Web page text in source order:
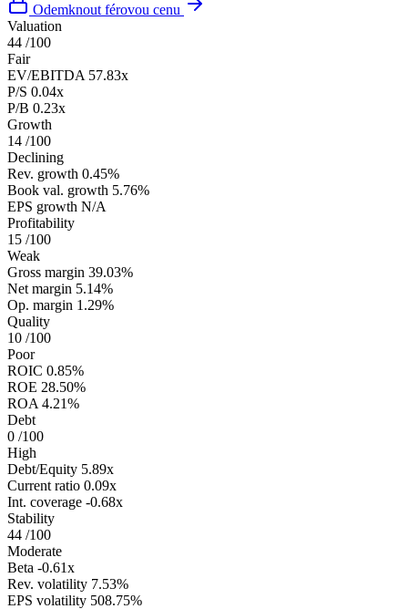
Odemknout férovou cenu
Valuation
44 /100
Fair
EV/EBITDA 57.83x
P/S 0.04x
P/B 0.23x
Growth
14 /100
Declining
Rev. growth 0.45%
Book val. growth 5.76%
EPS growth N/A
Profitability
15 /100
Weak
Gross margin 39.03%
Net margin 5.14%
Op. margin 1.29%
Quality
10 /100
Poor
ROIC 0.85%
ROE 28.50%
ROA 4.21%
Debt
0 /100
High
Debt/Equity 5.89x
Current ratio 0.09x
Int. coverage -0.68x
Stability
44 /100
Moderate
Beta -0.61x
Rev. volatility 7.53%
EPS volatility 508.75%